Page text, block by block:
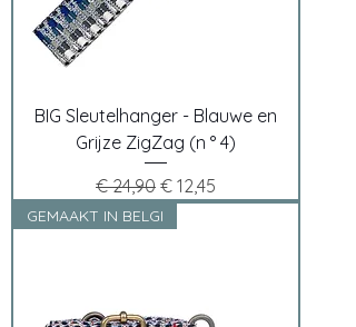
BIG Sleutelhanger - Blauwe en
Grijze ZigZag (n ° 4)
Normale prijs
€ 24,90 Verkoopprijs
€ 12,45
GEMAAKT IN BELGI